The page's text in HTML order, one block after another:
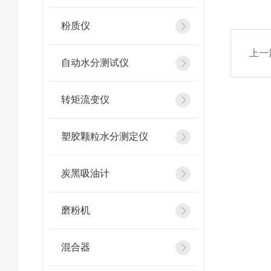
粉质仪
自动水分测试仪
转矩流变仪
塑胶颗粒水分测定仪
炭黑吸油计
磨粉机
混合器
上一